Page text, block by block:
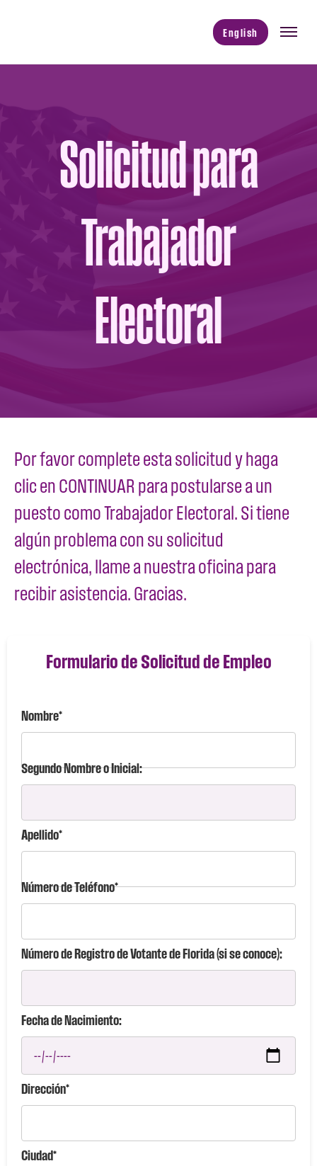
English
Solicitud para
Trabajador
Electoral
Por favor complete esta solicitud y haga
clic en CONTINUAR para postularse a un
puesto como Trabajador Electoral. Si tiene
algún problema con su solicitud
electrónica, llame a nuestra oficina para
recibir asistencia. Gracias.
Formulario de Solicitud de Empleo
Nombre*
Segundo Nombre o Inicial:
Apellido*
Número de Teléfono*
Número de Registro de Votante de Florida (si se conoce):
Fecha de Nacimiento:
Dirección*
Ciudad*